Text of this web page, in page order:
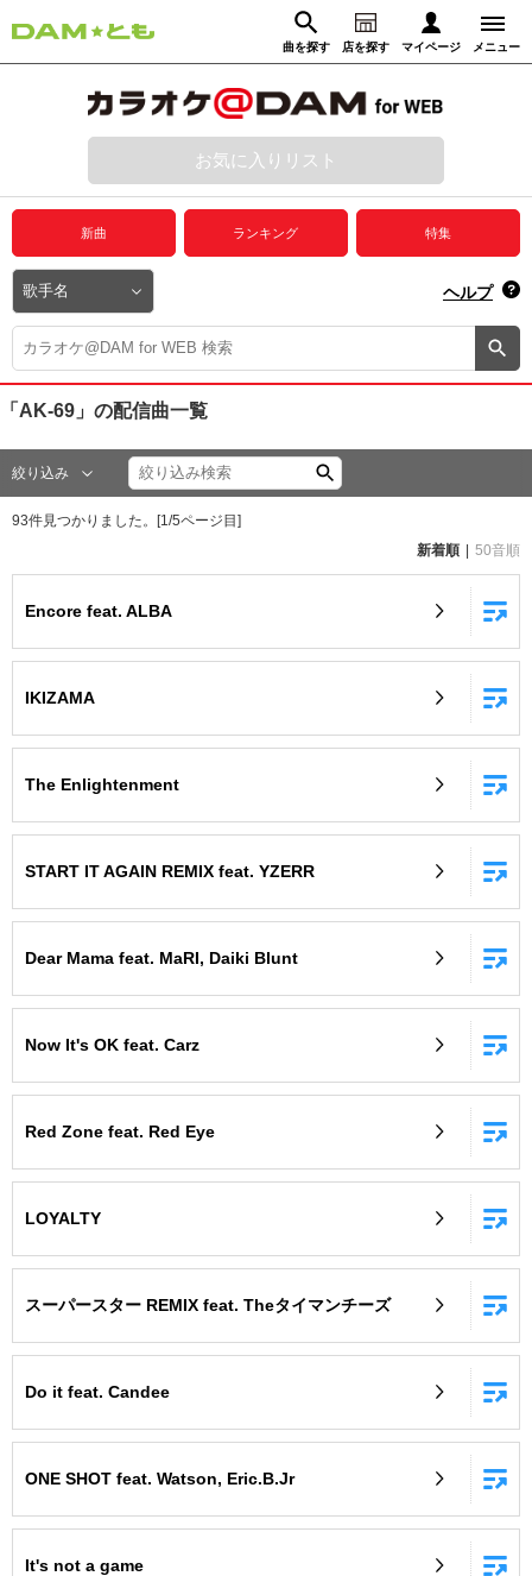
曲を探す 店を探す マイページ メニュー
動画からさがす 録音からさがす
ログイン
プレミアムサービス
DAM★とも動画
DAM★とも録音
カラオケ＠DAM
ユーザー検索
DAMの新曲・ランキングなど
自宅でカラオケ歌い放題！
お気に入りリスト
新曲 ランキング 特集
ヘルプ
「AK-69」 の配信曲一覧
絞り込み
93件見つかりました。[1 /5ページ目]
新着順
50音順
Encore feat. ALBA
IKIZAMA
The Enlightenment
START IT AGAIN REMIX feat. YZERR
Dear Mama feat. MaRI, Daiki Blunt
Now It's OK feat. Carz
Red Zone feat. Red Eye
LOYALTY
スーパースター REMIX feat. Theタイマンチーズ
Do it feat. Candee
ONE SHOT feat. Watson, Eric.B.Jr
It's not a game